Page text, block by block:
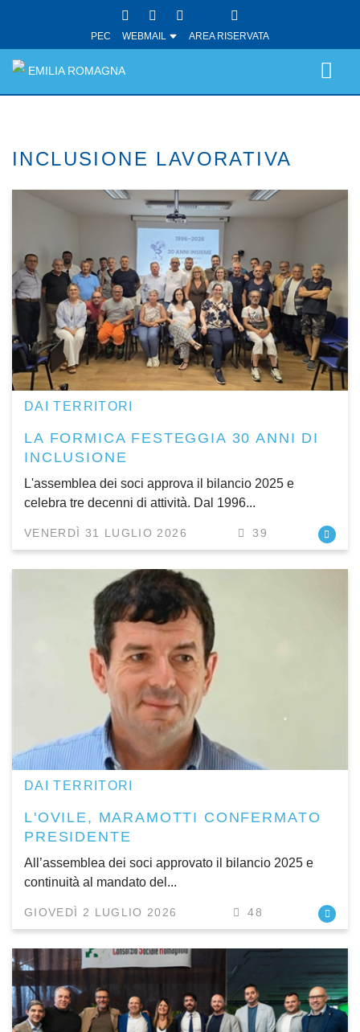
PEC WEBMAIL AREA RISERVATA
EMILIA ROMAGNA
INCLUSIONE LAVORATIVA
DAI TERRITORI
LA FORMICA FESTEGGIA 30 ANNI DI
INCLUSIONE
L'assemblea dei soci approva il bilancio 2025 e
celebra tre decenni di attività. Dal 1996...
VENERDÌ 31 LUGLIO 2026 39
DAI TERRITORI
L'OVILE, MARAMOTTI CONFERMATO
PRESIDENTE
All’assemblea dei soci approvato il bilancio 2025 e
continuità al mandato del...
GIOVEDÌ 2 LUGLIO 2026 48